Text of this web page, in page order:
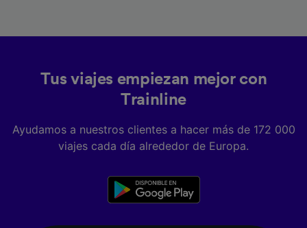
Tus viajes empiezan mejor con
Trainline
Ayudamos a nuestros clientes a hacer más de 172 000
viajes cada día alrededor de Europa.